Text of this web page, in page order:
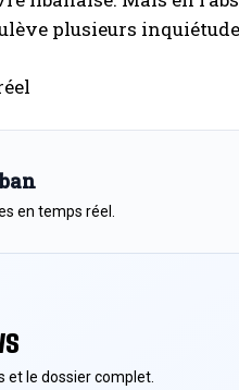
plusieurs
en temps réel.
et le dossier complet.